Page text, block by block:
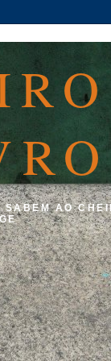
AO